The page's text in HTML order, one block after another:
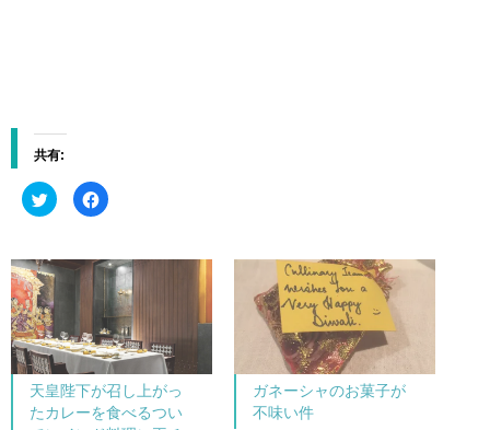
共有:
ク
リ
て
T
w
i
t
t
e
r
で
共
有
(
新
F
a
o
o
k
で
共
有
す
る
に
は
ク
リ
ッ
天皇陛下が召し上がっ
たカレーを食べるつい
ガネーシャのお菓子が
不味い件